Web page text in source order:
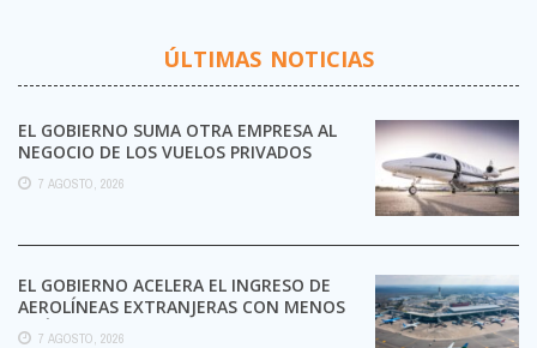
ÚLTIMAS NOTICIAS
EL GOBIERNO SUMA OTRA EMPRESA AL
NEGOCIO DE LOS VUELOS PRIVADOS
7 AGOSTO, 2026
EL GOBIERNO ACELERA EL INGRESO DE
AEROLÍNEAS EXTRANJERAS CON MENOS
TRÁMITES
7 AGOSTO, 2026